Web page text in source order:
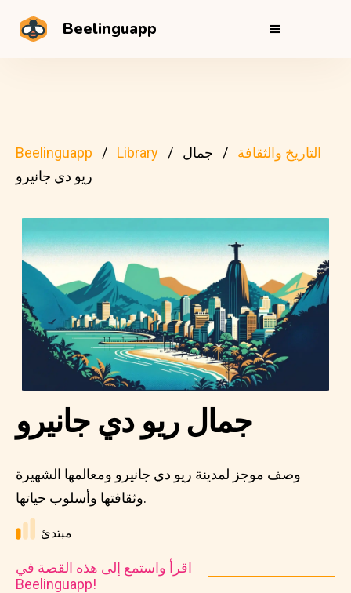
Beelinguapp
Beelinguapp Library التاريخ والثقافة
جمال
ريو دي جانيرو
جمال ريو دي جانيرو
وصف موجز لمدينة ريو دي جانيرو ومعالمها الشهيرة
وثقافتها وأسلوب حياتها.
مبتدئ
اقرأ واستمع إلى هذه القصة في
Beelinguapp!